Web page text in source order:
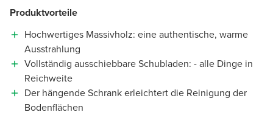
Produktvorteile
Hochwertiges Massivholz: eine authentische, warme
Ausstrahlung
Vollständig ausschiebbare Schubladen: - alle Dinge in
Reichweite
Der hängende Schrank erleichtert die Reinigung der
Bodenflächen